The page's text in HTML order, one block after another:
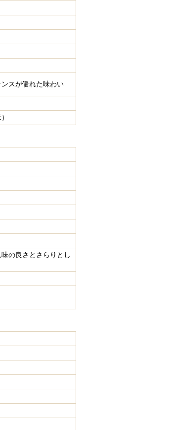
スが優れた味わい
の良さとさらりとし